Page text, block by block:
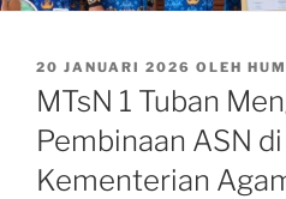
DIPOSKAN
PADA
20 JANUARI 2026 OLEH
MTsN 1 Tuban
Pembinaan ASN
Kementerian